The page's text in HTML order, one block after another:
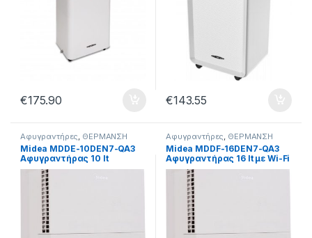
€175.90 €143.55
Αφυγραντήρες ΘΕΡΜΑΝΣΗ
Midea MDDE-10DEN7-QA3
Αφυγραντήρας 10 lt
Αφυγραντήρες ΘΕΡΜΑΝΣΗ
Midea MDDF-16DEN7-QA3
Αφυγραντήρας 16 lt με Wi-Fi